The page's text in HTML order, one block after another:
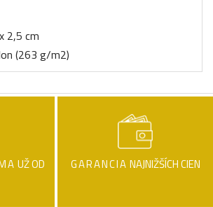
2,5 cm
(263 g/m2)
UŽ OD
GARANCIA NAJNIŽŠÍCH CIEN